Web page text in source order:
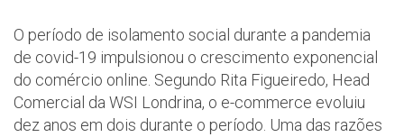
O período de isolamento social durante a pandemia
de covid-19 impulsionou o crescimento exponencial
do comércio online. Segundo Rita Figueiredo, Head
Comercial da WSI Londrina, o e-commerce evoluiu
dez anos em dois durante o período. Uma das razões